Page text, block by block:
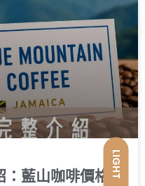
LIGHT
：藍山咖啡價格